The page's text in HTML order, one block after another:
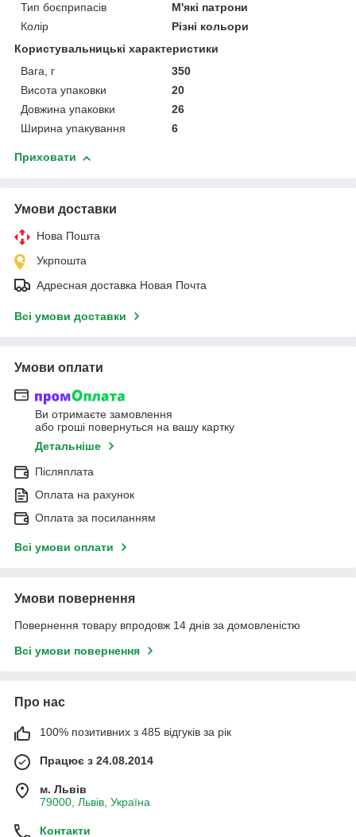
Тип боєприпасів
М'які патрони
Колір
Різні кольори
Користувальницькі характеристики
Вага, г
350
Висота упаковки
20
Довжина упаковки
26
Ширина упакування
6
Приховати
Умови доставки
Нова Пошта
Укрпошта
Адресная доставка Новая Почта
Всі умови доставки
Умови оплати
Ви отримаєте замовлення
або гроші повернуться на вашу картку
Детальніше
Післяплата
Оплата на рахунок
Оплата за посиланням
Всі умови оплати
Умови повернення
Повернення товару впродовж 14 днів за домовленістю
Всі умови повернення
Про нас
100% позитивних з 485 відгуків за рік
Працює з 24.08.2014
м. Львів
79000, Львів, Україна
Контакти